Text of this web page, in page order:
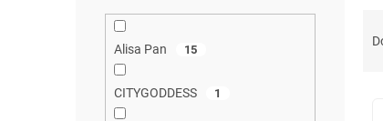
Alisa Pan 15
CITYGODDESS 1
a